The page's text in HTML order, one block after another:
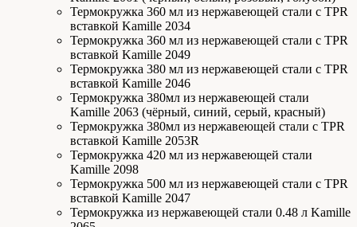
Термокружка 360 мл из нержавеющей стали с TPR
вставкой Kamille 2034
Термокружка 360 мл из нержавеющей стали с TPR
вставкой Kamille 2049
Термокружка 380 мл из нержавеющей стали с TPR
вставкой Kamille 2046
Термокружка 380мл из нержавеющей стали
Kamille 2063 (чёрный, синий, серый, красный)
Термокружка 380мл из нержавеющей стали с TPR
вставкой Kamille 2053R
Термокружка 420 мл из нержавеющей стали
Kamille 2098
Термокружка 500 мл из нержавеющей стали с TPR
вставкой Kamille 2047
Термокружка из нержавеющей стали 0.48 л Kamille